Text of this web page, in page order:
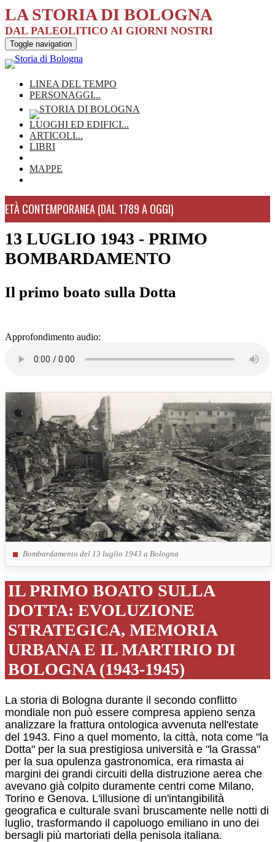
LA STORIA DI BOLOGNA
DAL PALEOLITICO AI GIORNI NOSTRI
Toggle navigation
LINEA DEL TEMPO
PERSONAGGI...
LUOGHI ED EDIFICI...
ARTICOLI...
LIBRI
MAPPE
ETÀ CONTEMPORANEA (DAL 1789 A OGGI)
13 LUGLIO 1943 - PRIMO
BOMBARDAMENTO
Il primo boato sulla Dotta
Approfondimento audio:
Bombardamento del 13 luglio 1943 a Bologna
IL PRIMO BOATO SULLA
DOTTA: EVOLUZIONE
STRATEGICA, MEMORIA
URBANA E IL MARTIRIO DI
BOLOGNA (1943-1945)
La storia di Bologna durante il secondo conflitto
mondiale non può essere compresa appieno senza
analizzare la frattura ontologica avvenuta nell'estate
del 1943. Fino a quel momento, la città, nota come "la
Dotta" per la sua prestigiosa università e "la Grassa"
per la sua opulenza gastronomica, era rimasta ai
margini dei grandi circuiti della distruzione aerea che
avevano già colpito duramente centri come Milano,
Torino e Genova. L'illusione di un'intangibilità
geografica e culturale svanì bruscamente nelle notti di
luglio, trasformando il capoluogo emiliano in uno dei
bersagli più martoriati della penisola italiana.